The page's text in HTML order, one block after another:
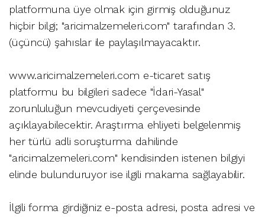
platformuna üye olmak için girmiş olduğunuz
hiçbir bilgi; "aricimalzemeleri.com" tarafından 3.
(üçüncü) şahıslar ile paylaşılmayacaktır.
www.aricimalzemeleri.com e-ticaret satış
platformu bu bilgileri sadece "İdari-Yasal"
zorunluluğun mevcudiyeti çerçevesinde
açıklayabilecektir. Araştırma ehliyeti belgelenmiş
her türlü adli soruşturma dahilinde
"aricimalzemeleri.com" kendisinden istenen bilgiyi
elinde bulunduruyor ise ilgili makama sağlayabilir.
İlgili forma girdiğiniz e-posta adresi, posta adresi ve